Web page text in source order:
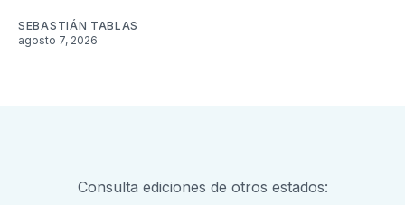
SEBASTIÁN TABLAS
agosto 7, 2026
Consulta ediciones de otros estados: